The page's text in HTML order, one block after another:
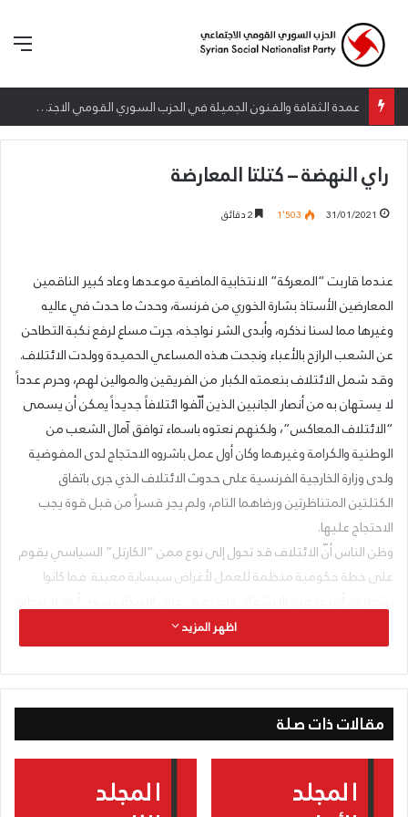
عمدة الثقافة والفنون الجميلة في الحزب السوري القومي الاجتماعي تعلن نتائج الدورة الخامسة من جائزة أنطون سعاده الأدبية
راي النهضة – كتلتا المعارضة
31/01/2021 1٬503
عندما قاربت “المعركة” الانتخابية الماضية موعدها وعاد كبير الناقمين
المعارضين الأستاذ بشارة الخوري من فرنسة، وحدث ما حدث في عاليه
وغيرها مما لسنا نذكره، وأبدى الشر نواجذه، جرت مساع لرفع نكبة التطاحن
عن الشعب الرازح بالأعباء ونجحت هذه المساعي الحميدة وولدت الائتلاف.
وقد شمل الائتلاف بنعمته الكبار من الفريقين والموالين لهم، وحرم عدداً
لا يستهان به من أنصار الجانبين الذين ألّفوا ائتلافاً جديداً يمكن أن يسمى
“الائتلاف المعاكس”، ولكنهم نعتوه باسماء توافق آمال الشعب من
الوطنية والكرامة وغيرهما وكان أول عمل باشروه الاحتجاج لدى المفوضية
ولدى وزارة الخارجية الفرنسية على حدوث الائتلاف الذي جرى باتفاق
الكتلتين المتناظرتين ورضاهما التام، ولم يجر قسراً من قبل قوة يجب
الاحتجاج عليها.
وظن الناس أنّ الائتلاف قد تحول إلى نوع ممن “الكارتل” السياسي يقوم
على خطة حكومية منظمة للعمل لأغراض سيساية معينة. فما كانوا
الحقيقة في أمر الائتلاف أنه أدى الغرض المقصود منه. فهو قد منع
المعارك الدامية، وأمّن المرشحين الخائفين، وأوجد النسبة النيابية المتعلقة
من الائتلافات في العالم، ينتهي بانتهاء الغرض منه.
الأمر الذي يستدعي الاهتمام في مسالة الائتلاف هو الجهة السياسية
لقد أمنت الحكومة أكثريتها في المجلس. ولكن هل هذه الأكثرية ثابتة؟
اظهر المزيد
مقالات ذات صلة